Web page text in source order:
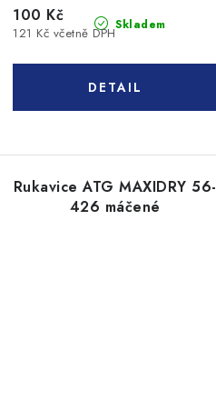
u
k
t
ů
Skladem
121 Kč včetně DPH
100 Kč
Rukavice ATG MAXIDRY 56-
426 máčené